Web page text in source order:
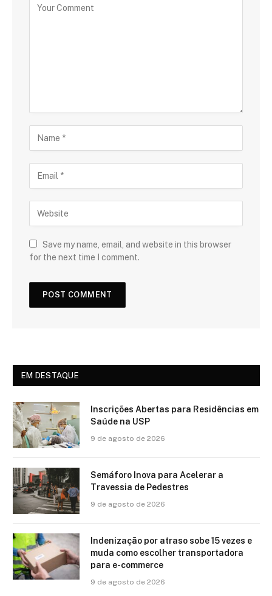
Save my name, email, and website in this browser
for the next time I comment.
EM DESTAQUE
Inscrições Abertas para Residências em
Saúde na USP
9 de agosto de 2026
Semáforo Inova para Acelerar a
Travessia de Pedestres
9 de agosto de 2026
Indenização por atraso sobe 15 vezes e
muda como escolher transportadora
para e-commerce
9 de agosto de 2026